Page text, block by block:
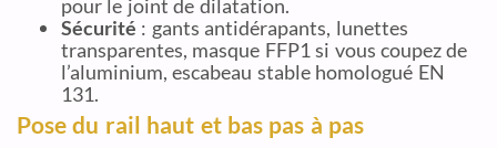
pour le joint de dilatation.
Sécurité : gants antidérapants, lunettes
transparentes, masque FFP1 si vous coupez de
l’aluminium, escabeau stable homologué EN
131.
Pose du rail haut et bas pas à pas